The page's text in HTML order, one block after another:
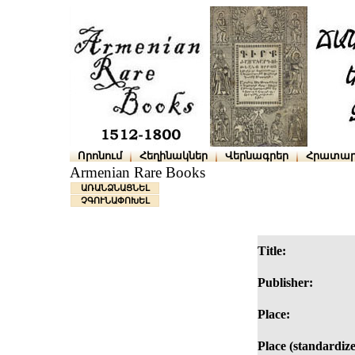
Որոնում Հեղինակներ Վերնագրեր
Armenian Rare Books
ԱՌԱՆՁՆԱՑՆԵԼ
ՉԳՈՒՆԱՓՈԽԵԼ
Title:
Publisher:
Place:
Place